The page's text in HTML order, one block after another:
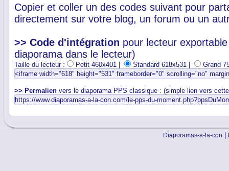
Copier et coller un des codes suivant pour
directement sur votre blog, un forum ou un
>> Code d'intégration pour lecteur
diaporama dans le lecteur)
Taille du lecteur : Petit 460x401 | Standard 618x531 | Grand
>> Permalien vers le diaporama PPS classique : (simple lien vers
Diaporamas-a-la-con